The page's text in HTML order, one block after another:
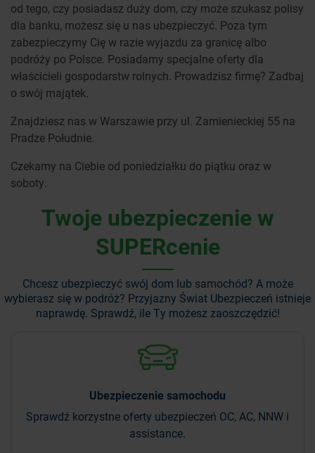
od tego, czy posiadasz duży dom, czy może szukasz polisy
dla banku, możesz się u nas ubezpieczyć. Poza tym
zabezpieczymy Cię w razie wyjazdu za granicę albo
podróży po Polsce. Posiadamy specjalne oferty dla
właścicieli gospodarstw rolnych. Prowadzisz firmę? Zadbaj
o swój majątek.
Znajdziesz nas w Warszawie przy ul. Zamienieckiej 55 na
Pradze Południe.
Czekamy na Ciebie od poniedziałku do piątku oraz w
soboty.
Twoje ubezpieczenie w
SUPERcenie
Chcesz ubezpieczyć swój dom lub samochód? A może
wybierasz się w podróż? Przyjazny Świat Ubezpieczeń istnieje
naprawdę. Sprawdź, ile Ty możesz zaoszczędzić!
Ubezpieczenie samochodu
Sprawdź korzystne oferty ubezpieczeń OC, AC, NNW i
assistance.